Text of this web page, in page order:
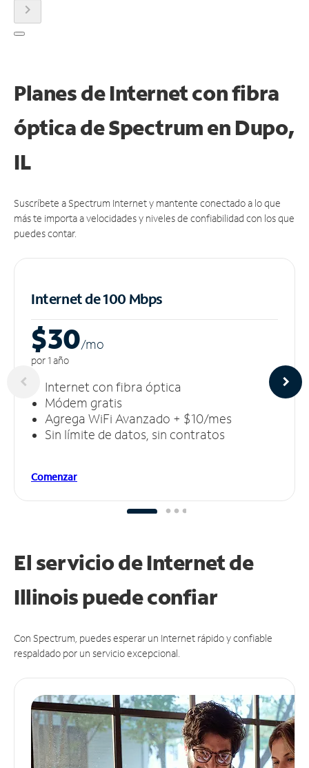
chevron_right
Planes de Internet con fibra
óptica de Spectrum en Dupo,
IL
Suscríbete a Spectrum Internet y mantente conectado a lo que
más te importa a velocidades y niveles de confiabilidad con los que
puedes contar.
Internet de 100 Mbps
$30/mo
por 1 año
Internet con fibra óptica
Módem gratis
Agrega WiFi Avanzado + $10/mes
Sin límite de datos, sin contratos
Comenzar
El servicio de Internet de
Illinois puedeconfiar
Con Spectrum, puedes esperar un Internet rápido y confiable
respaldado por un servicio excepcional.